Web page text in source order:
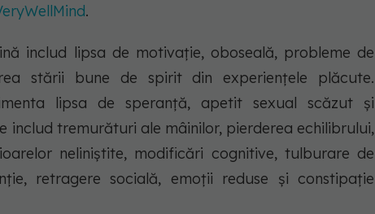
.
includ lipsa de motivație, oboseală, probleme de
stării bune de spirit din experiențele plăcute.
lipsa de speranță, apetit sexual scăzut și
includ tremurături ale mâinilor, pierderea echilibrului,
neliniștite, modificări cognitive, tulburare de
retragere socială, emoții reduse și constipație